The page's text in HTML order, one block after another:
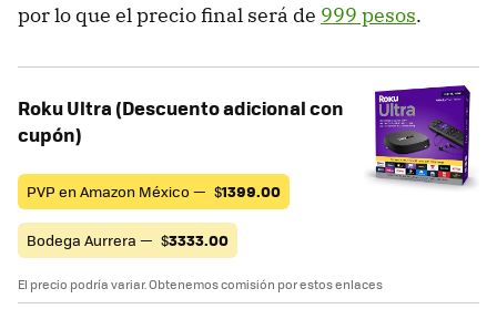
por lo que el precio final será de 999 pesos.
Roku Ultra (Descuento adicional con
cupón)
PVP en Amazon México — $1399.00
Bodega Aurrera — $3333.00
El precio podría variar. Obtenemos comisión por estos enlaces